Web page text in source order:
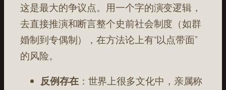
这是最大的争议点。用一个字的演变逻辑，
去直接推演和断言整个史前社会制度（如群
婚制到专偶制），在方法论上有“以点带面”
的风险。
反例存在：世界上很多文化中，亲属称